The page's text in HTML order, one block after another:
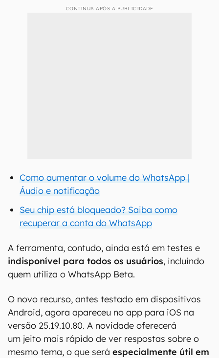
CONTINUA APÓS A PUBLICIDADE
Como aumentar o volume do WhatsApp |
Áudio e notificação
Seu chip está bloqueado? Saiba como
recuperar a conta do WhatsApp
A ferramenta, contudo, ainda está em testes e
indisponível para todos os usuários, incluindo
quem utiliza o WhatsApp Beta.
O novo recurso, antes testado em dispositivos
Android, agora apareceu no app para iOS na
versão 25.19.10.80. A novidade oferecerá
um jeito mais rápido de ver respostas sobre o
mesmo tema, o que será especialmente útil em